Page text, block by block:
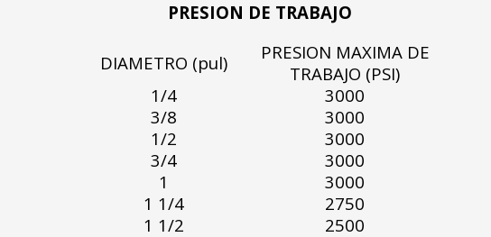
PRESION DE TRABAJO
DIAMETRO (pul)
PRESION MAXIMA DE
TRABAJO (PSI)
1/4
3000
3/8
3000
1/2
3000
3/4
3000
1
3000
1 1/4
2750
1 1/2
2500